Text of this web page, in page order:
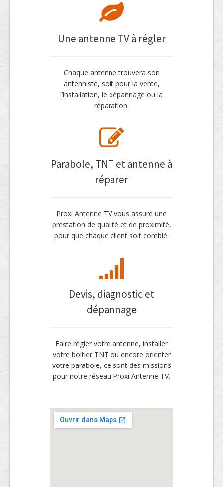
Une antenne TV à régler
Chaque antenne trouvera son
antenniste, soit pour la vente,
l’installation, le dépannage ou la
réparation.
Parabole, TNT et antenne à
réparer
Proxi Antenne TV vous assure une
prestation de qualité et de proximité,
pour que chaque client soit comblé.
Devis, diagnostic et
dépannage
Faire régler votre antenne, installer
votre boitier TNT ou encore orienter
votre parabole, ce sont des missions
pour notre réseau Proxi Antenne TV.